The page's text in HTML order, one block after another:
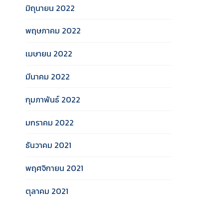
มิถุนายน 2022
พฤษภาคม 2022
เมษายน 2022
มีนาคม 2022
กุมภาพันธ์ 2022
มกราคม 2022
ธันวาคม 2021
พฤศจิกายน 2021
ตุลาคม 2021